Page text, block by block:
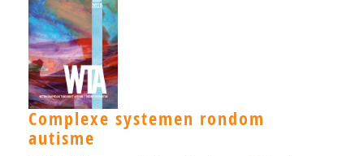
Helena Andrea
Dr. Anke Scheeren
Catharina Anna Verschoor
drs. Anne In ’t Velt - Simon Thomas
Dr. Anoek M. Oerlemans
Complexe systemen rondom
autisme